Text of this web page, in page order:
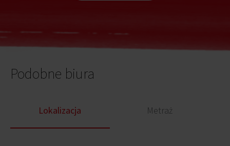
Podobne biura
Lokalizacja Metraż